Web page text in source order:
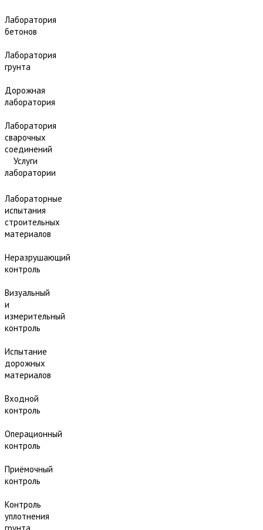
Лаборатория
бетонов
Лаборатория
грунта
Дорожная
лаборатория
Лаборатория
сварочных
соединений
Услуги
лаборатории
Лабораторные
испытания
строительных
материалов
Неразрушающий
контроль
Визуальный
и
измерительный
контроль
Испытание
дорожных
материалов
Входной
контроль
Операционный
контроль
Приёмочный
контроль
Контроль
уплотнения
грунта